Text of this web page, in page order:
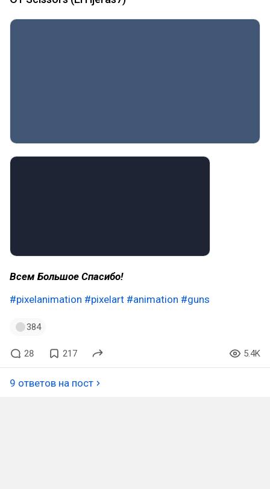
Всем Большое Спасибо!
#pixelanimation #pixelart #animation #guns
384
28 217 5.4K
9 ответов на пост